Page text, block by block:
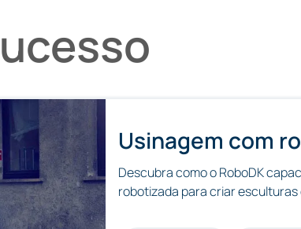
Usinagem com
Descubra como o RoboDK
robotizada para criar